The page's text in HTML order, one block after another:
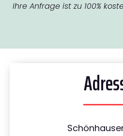
Ihre Anfrage ist zu 100%